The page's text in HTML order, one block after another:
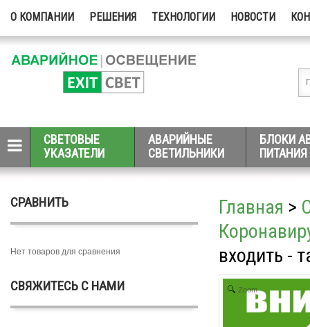
О КОМПАНИИ РЕШЕНИЯ ТЕХНОЛОГИИ НОВОСТИ
СВЕТОВЫЕ
УКАЗАТЕЛИ
АВАРИЙНЫЕ
СВЕТИЛЬНИКИ
БЛОКИ
ПИТАНИЯ
СРАВНИТЬ
Нет товаров для сравнения
СВЯЖИТЕСЬ С НАМИ
Главная >
входить -
Zoom